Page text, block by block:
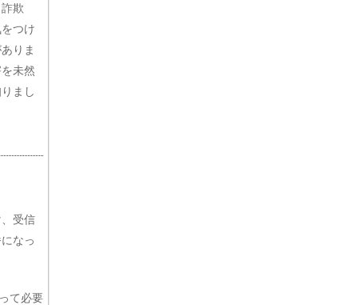
欺
つけ
りま
未然
まし
受信
なっ
て必要